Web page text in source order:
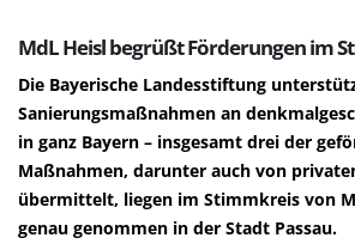
MdL Heisl begrüßt Förderungen im
Die Bayerische Landesstiftung
Sanierungsmaßnahmen an
in ganz Bayern – insgesamt drei der
Maßnahmen, darunter auch von
übermittelt, liegen im Stimmkreis von
genau genommen in der Stadt Passau.